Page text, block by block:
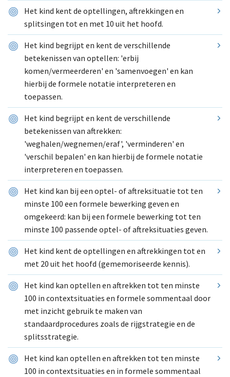
Het kind kent de optellingen, aftrekkingen en
splitsingen tot en met 10 uit het hoofd.
Het kind begrijpt en kent de verschillende
betekenissen van optellen: 'erbij
komen/vermeerderen' en 'samenvoegen' en kan
hierbij de formele notatie interpreteren en
toepassen.
Het kind begrijpt en kent de verschillende
betekenissen van aftrekken:
'weghalen/wegnemen/eraf', 'verminderen' en
'verschil bepalen' en kan hierbij de formele notatie
interpreteren en toepassen.
Het kind kan bij een optel- of aftreksituatie tot ten
minste 100 een formele bewerking geven en
omgekeerd: kan bij een formele bewerking tot ten
minste 100 passende optel- of aftreksituaties geven.
Het kind kent de optellingen en aftrekkingen tot en
met 20 uit het hoofd (gememoriseerde kennis).
Het kind kan optellen en aftrekken tot ten minste
100 in contextsituaties en formele sommentaal door
met inzicht gebruik te maken van
standaardprocedures zoals de rijgstrategie en de
splitsstrategie.
Het kind kan optellen en aftrekken tot ten minste
100 in contextsituaties en in formele sommentaal